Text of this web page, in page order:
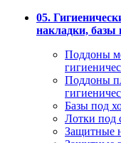
05.
накладки, базы
Поддоны
Поддоны
Базы под
Лотки под
Защитные